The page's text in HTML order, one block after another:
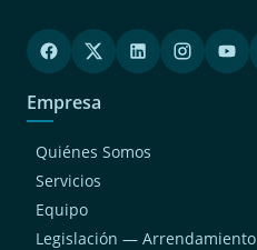
Empresa
Quiénes Somos
Servicios
Equipo
Legislación — Arrendamiento